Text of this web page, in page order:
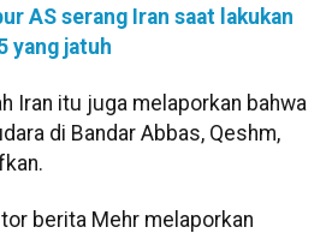
AS serang Iran saat lakukan
yang jatuh
Iran itu juga melaporkan bahwa
di Bandar Abbas, Qeshm,
berita Mehr melaporkan